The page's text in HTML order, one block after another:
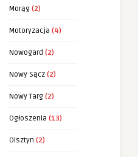
Morąg (2)
Motoryzacja (4)
Nowogard (2)
Nowy Sącz (2)
Nowy Targ (2)
Ogłoszenia (13)
Olsztyn (2)